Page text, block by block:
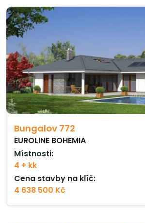
Bungalov 772
EUROLINE BOHEMIA
Místnosti:
4 + kk
Cena stavby na klíč:
4 638 500 Kč